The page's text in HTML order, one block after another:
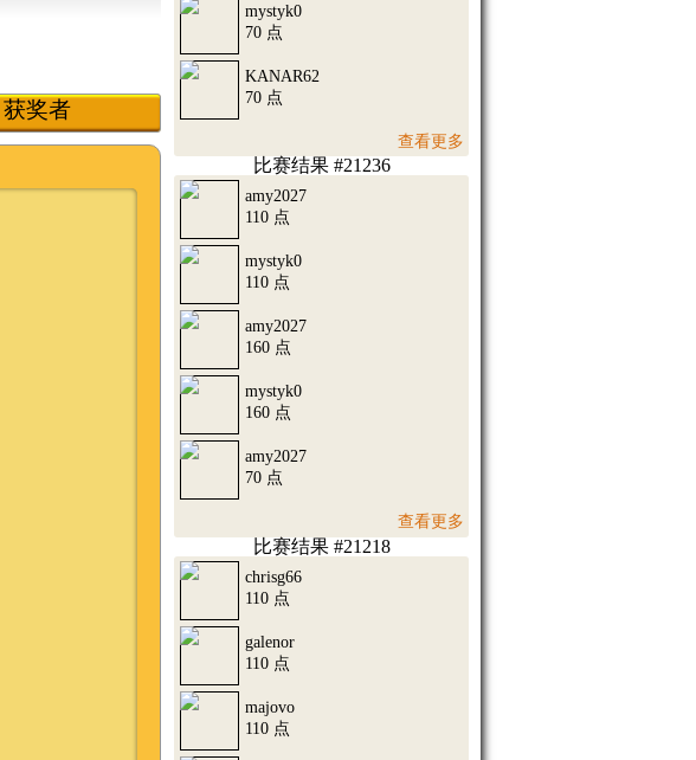
获奖者
mystyk0
70 点
KANAR62
70 点
查看更多
比赛结果 #21236
amy2027
110 点
mystyk0
110 点
amy2027
160 点
mystyk0
160 点
amy2027
70 点
查看更多
比赛结果 #21218
chrisg66
110 点
galenor
110 点
majovo
110 点